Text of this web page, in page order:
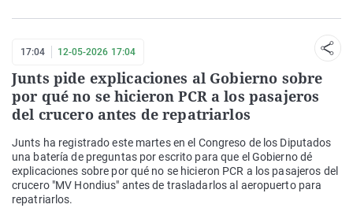
17:04 12-05-2026 17:04
Junts pide explicaciones al Gobierno sobre
por qué no se hicieron PCR a los pasajeros
del crucero antes de repatriarlos
Junts ha registrado este martes en el Congreso de los Diputados
una batería de preguntas por escrito para que el Gobierno dé
explicaciones sobre por qué no se hicieron PCR a los pasajeros del
crucero "MV Hondius" antes de trasladarlos al aeropuerto para
repatriarlos.